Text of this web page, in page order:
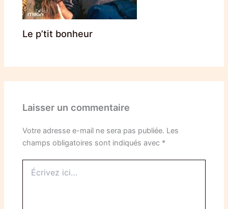
Le p’tit bonheur
Laisser un commentaire
Votre adresse e-mail ne sera pas publiée. Les
champs obligatoires sont indiqués avec *
ici…